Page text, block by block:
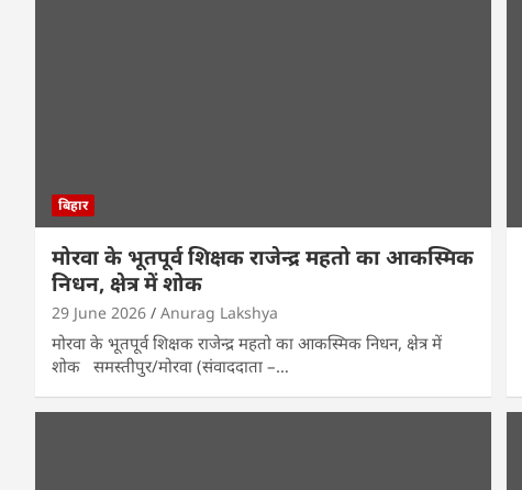
बिहार
मोरवा के भूतपूर्व शिक्षक राजेन्द्र महतो का आकस्मिक
निधन, क्षेत्र में शोक
29 June 2026 Anurag Lakshya
मोरवा के भूतपूर्व शिक्षक राजेन्द्र महतो का आकस्मिक निधन, क्षेत्र में
शोक समस्तीपुर/मोरवा (संवाददाता –…